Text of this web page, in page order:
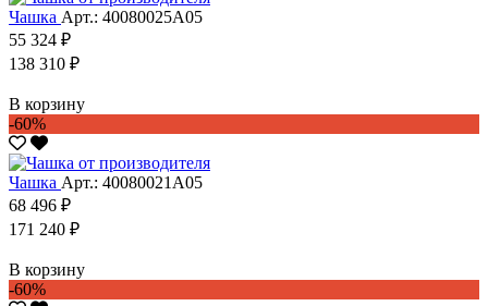
Чашка Арт.: 40080025А05
55 324 ₽
138 310 ₽
В корзину
-60%
Чашка Арт.: 40080021А05
68 496 ₽
171 240 ₽
В корзину
-60%